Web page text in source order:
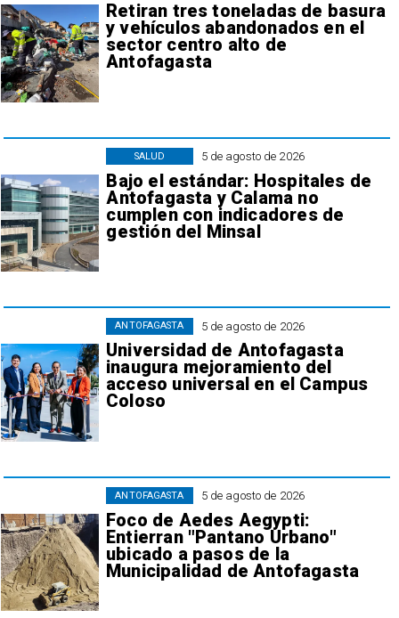
Retiran tres toneladas de basura
y vehículos abandonados en el
sector centro alto de
Antofagasta
5 de agosto de 2026
Bajo el estándar: Hospitales de
Antofagasta y Calama no
cumplen con indicadores de
gestión del Minsal
SALUD
5 de agosto de 2026
Universidad de Antofagasta
inaugura mejoramiento del
acceso universal en el Campus
Coloso
ANTOFAGASTA
5 de agosto de 2026
Foco de Aedes Aegypti:
Entierran "Pantano Urbano"
ubicado a pasos de la
Municipalidad de Antofagasta
ANTOFAGASTA